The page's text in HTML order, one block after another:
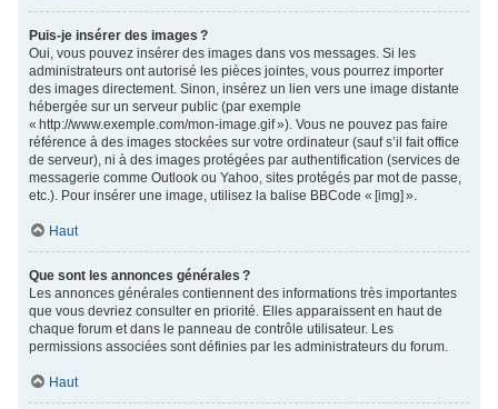
Puis-je insérer des images ?
Oui, vous pouvez insérer des images dans vos messages. Si les
administrateurs ont autorisé les pièces jointes, vous pourrez importer
des images directement. Sinon, insérez un lien vers une image distante
hébergée sur un serveur public (par exemple
« http://www.exemple.com/mon-image.gif »). Vous ne pouvez pas faire
référence à des images stockées sur votre ordinateur (sauf s’il fait office
de serveur), ni à des images protégées par authentification (services de
messagerie comme Outlook ou Yahoo, sites protégés par mot de passe,
etc.). Pour insérer une image, utilisez la balise BBCode « [img] ».
Haut
Que sont les annonces générales ?
Les annonces générales contiennent des informations très importantes
que vous devriez consulter en priorité. Elles apparaissent en haut de
chaque forum et dans le panneau de contrôle utilisateur. Les
permissions associées sont définies par les administrateurs du forum.
Haut